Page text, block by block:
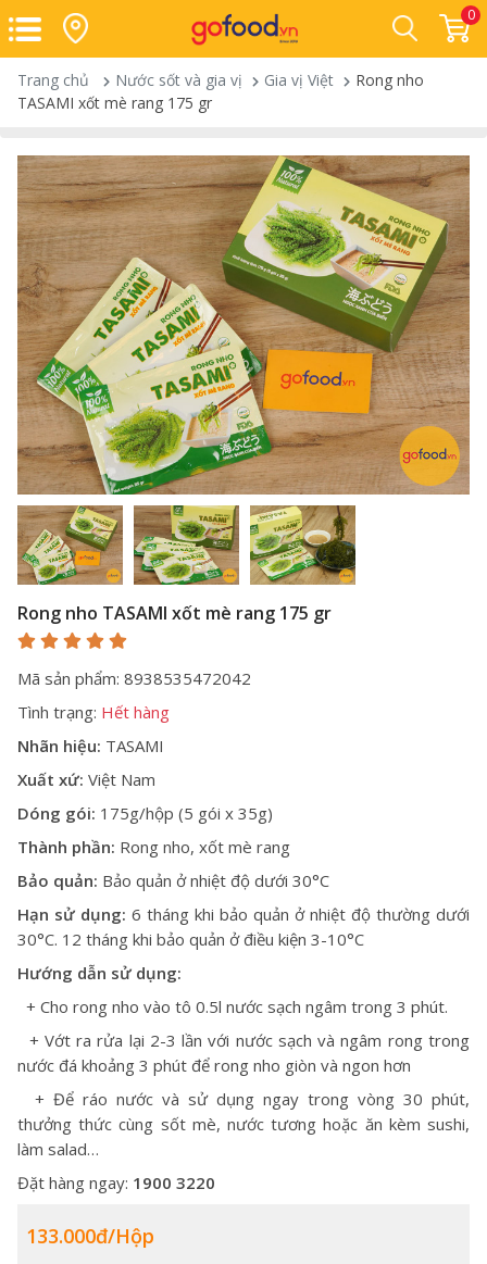
0
Trang chủ Nước sốt và gia vị Gia vị Việt
Rong nho
TASAMI xốt mè rang 175 gr
Rong nho TASAMI xốt mè rang 175 gr
Mã sản phẩm: 8938535472042
Tình trạng: Hết hàng
Nhãn hiệu: TASAMI
Xuất xứ: Việt Nam
Dóng gói: 175g/hộp (5 gói x 35g)
Thành phần: Rong nho, xốt mè rang
Bảo quản: Bảo quản ở nhiệt độ dưới 30°C
Hạn sử dụng: 6 tháng khi bảo quản ở nhiệt độ thường dưới
30°C. 12 tháng khi bảo quản ở điều kiện 3-10°C
Hướng dẫn sử dụng:
+ Cho rong nho vào tô 0.5l nước sạch ngâm trong 3 phút.
+ Vớt ra rửa lại 2-3 lần với nước sạch và ngâm rong trong
nước đá khoảng 3 phút để rong nho giòn và ngon hơn
+ Để ráo nước và sử dụng ngay trong vòng 30 phút,
thưởng thức cùng sốt mè, nước tương hoặc ăn kèm sushi,
làm salad…
Đặt hàng ngay: 1900 3220
133.000đ/hộp